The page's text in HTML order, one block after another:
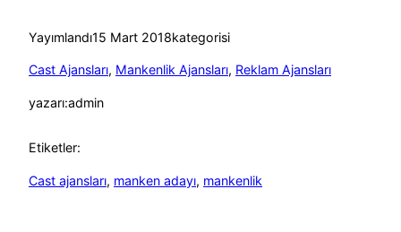
Yayımlandı15 Mart 2018kategorisi
Cast Ajansları, Mankenlik Ajansları, Reklam Ajansları
yazarı:admin
Etiketler:
Cast ajansları, manken adayı, mankenlik